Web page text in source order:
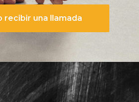
recibir una llamada